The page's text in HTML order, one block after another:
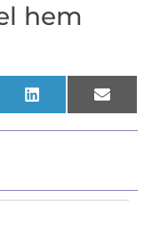
hem
LinkedInEmail